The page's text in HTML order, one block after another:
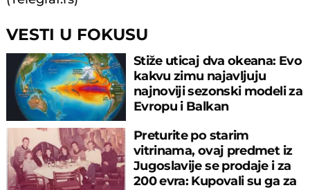
VESTI U FOKUSU
Stiže uticaj dva okeana: Evo
kakvu zimu najavljuju
najnoviji sezonski modeli za
Evropu i Balkan
Preturite po starim
vitrinama, ovaj predmet iz
Jugoslavije se prodaje i za
200 evra: Kupovali su ga za